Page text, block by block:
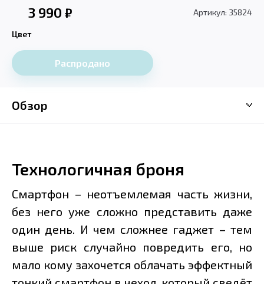
3 990 ₽ Артикул: 35824
Цвет
Распродано
Обзор
Технологичная броня
Смартфон – неотъемлемая часть жизни,
без него уже сложно представить даже
один день. И чем сложнее гаджет – тем
выше риск случайно повредить его, но
мало кому захочется облачать эффектный